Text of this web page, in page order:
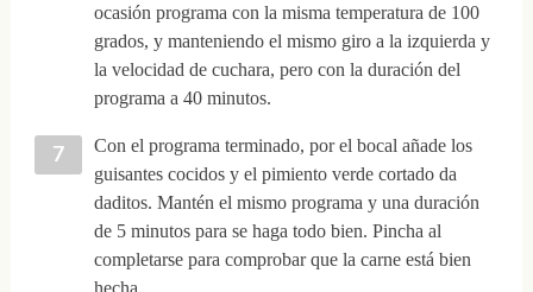
ocasión programa con la misma temperatura de 100
grados, y manteniendo el mismo giro a la izquierda y
la velocidad de cuchara, pero con la duración del
programa a 40 minutos.
Con el programa terminado, por el bocal añade los
guisantes cocidos y el pimiento verde cortado da
daditos. Mantén el mismo programa y una duración
de 5 minutos para se haga todo bien. Pincha al
completarse para comprobar que la carne está bien
hecha.